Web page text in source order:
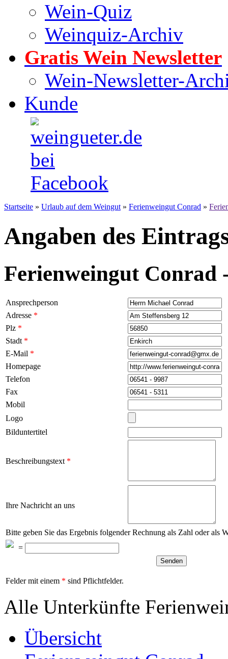
Wein-Quiz
Weinquiz-Archiv
Gratis Wein Newsletter
Wein-Newsletter-
Kunde
Startseite » Urlaub auf dem Weingut » Ferienweingut Conrad »
Angaben des
Ferienweingut Conrad
Ansprechperson
Adresse *
Plz *
Stadt *
E-Mail *
Homepage
Telefon
Fax
Mobil
Logo
Bilduntertitel
Beschreibungstext *
Ihre Nachricht an uns
Bitte geben Sie das Ergebnis folgender Rechnung als Zahl oder als
=
Felder mit einem * sind Pflichtfelder.
Alle Unterkünfte
Übersicht